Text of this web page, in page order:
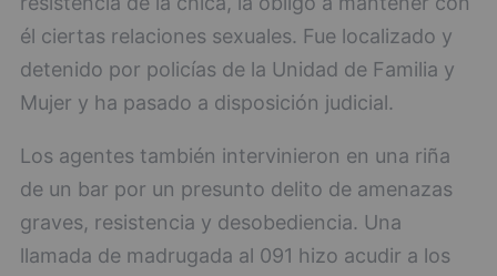
él ciertas relaciones sexuales. Fue localizado y
detenido por policías de la Unidad de Familia y
Mujer y ha pasado a disposición judicial.
Los agentes también intervinieron en una riña
de un bar por un presunto delito de amenazas
graves, resistencia y desobediencia. Una
llamada de madrugada al 091 hizo acudir a los